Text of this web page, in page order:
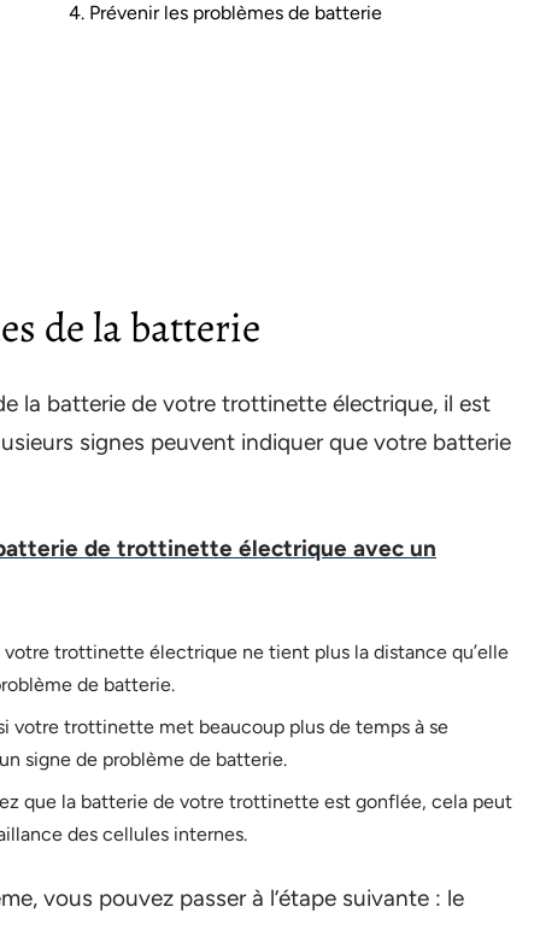
4. Prévenir les problèmes de batterie
de la batterie
la batterie de votre trottinette électrique, il est
signes peuvent indiquer que votre batterie
de trottinette électrique avec un
trottinette électrique ne tient plus la distance qu’elle
de batterie.
votre trottinette met beaucoup plus de temps à se
signe de problème de batterie.
que la batterie de votre trottinette est gonflée, cela peut
des cellules internes.
vous pouvez passer à l’étape suivante : le